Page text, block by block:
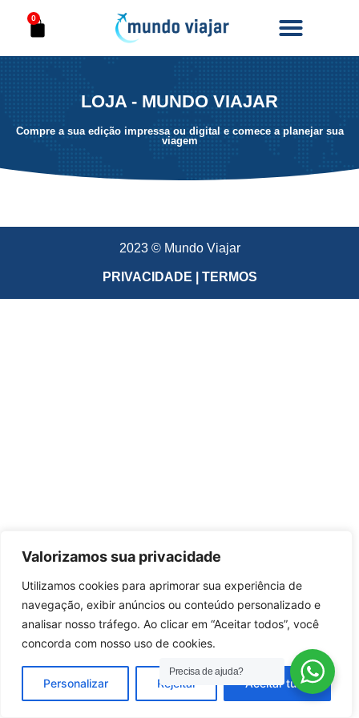
Valorizamos sua privacidade
Utilizamos cookies para aprimorar sua experiência de
navegação, exibir anúncios ou conteúdo personalizado e
analisar nosso tráfego. Ao clicar em “Aceitar todos”, você
concorda com nosso uso de cookies.
Personalizar Rejeitar Aceitar tudo
0
LOJA - MUNDO VIAJAR
Compre a sua edição impressa ou digital e comece a planejar sua
viagem
2023 © Mundo Viajar
PRIVACIDADE | TERMOS
Precisa de ajuda?